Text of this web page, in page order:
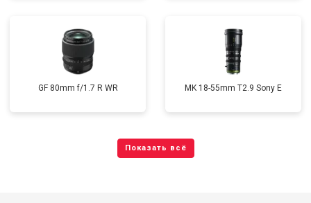
GF 80mm f/1.7 R WR MK 18-55mm T2.9 Sony E